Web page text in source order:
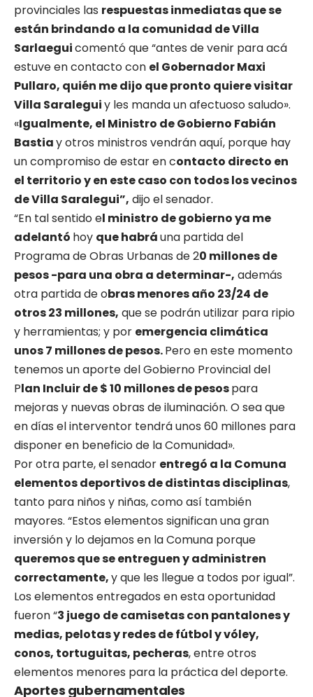
provinciales las respuestas inmediatas que se
están brindando a la comunidad de Villa
Sarlaeguicomentó que “antes de venir para acá
estuve en contacto con el Gobernador Maxi
Pullaro, quién me dijo que pronto quiere visitar
Villa Saraleguiy les manda un afectuoso saludo».
«Igualmente, el Ministro de Gobierno Fabián
Bastiay otros ministros vendrán aquí, porque hay
un compromiso de estar en contacto directo en
el territorio y en este caso con todos los vecinos
de Villa Saralegui”, dijo el senador.
“En tal sentido el ministro de gobierno ya me
adelantó hoy que habráuna partida del
Programa de Obras Urbanas de 20 millones de
pesos -para una obra a determinar-, además
otra partida de obras menores año 23/24 de
otros 23 millones, que se podrán utilizar para ripio
y herramientas; y por emergencia climática
unos 7 millones de pesos.Pero en este momento
tenemos un aporte del Gobierno Provincial del
Plan Incluir de $ 10 millones de pesospara
mejoras y nuevas obras de iluminación. O sea que
en días el interventor tendrá unos 60 millones para
disponer en beneficio de la Comunidad».
Por otra parte, el senador entregó a la Comuna
elementos deportivos de distintas disciplinas,
tanto para niños y niñas, como así también
mayores. “Estos elementos significan una gran
inversión y lo dejamos en la Comuna porque
queremos que se entreguen y administren
correctamente,y que les llegue a todos por igual”.
Los elementos entregados en esta oportunidad
fueron “3 juego de camisetas con pantalones y
medias, pelotas y redes de fútbol y vóley,
conos, tortuguitas, pecheras, entre otros
elementos menores para la práctica del deporte.
Aportes gubernamentales